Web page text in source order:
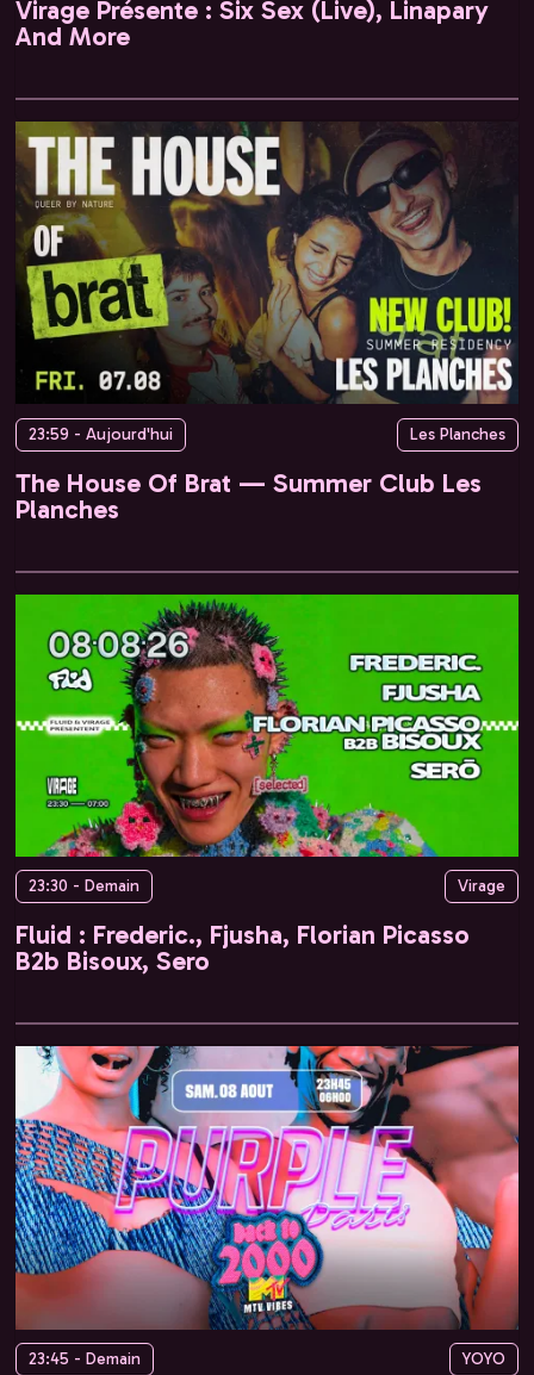
Virage Présente : Six Sex (Live), Linapary
And More
23:59 - Aujourd'hui Les Planches
The House Of Brat — Summer Club Les
Planches
23:30 - Demain Virage
Fluid : Frederic., Fjusha, Florian Picasso
B2b Bisoux, Sero
23:45 - Demain YOYO